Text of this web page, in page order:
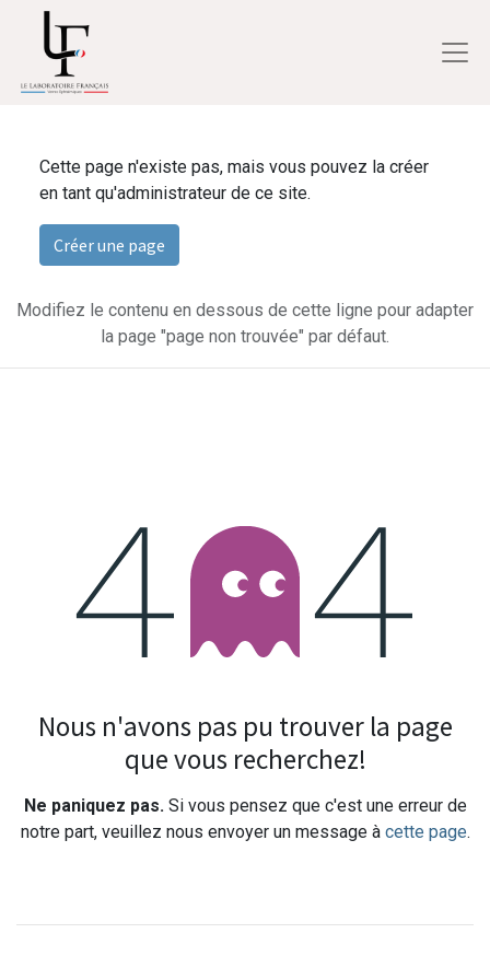
Cette page n'existe pas, mais vous pouvez la créer
en tant qu'administrateur de ce site.
Créer une page
Modifiez le contenu en dessous de cette ligne pour adapter
la page "page non trouvée" par défaut.
Erreur 404
Nous n'avons pas pu trouver la page
que vous recherchez!
Ne paniquez pas.Si vous pensez que c'est une erreur de
notre part, veuillez nous envoyer un message à cette page.